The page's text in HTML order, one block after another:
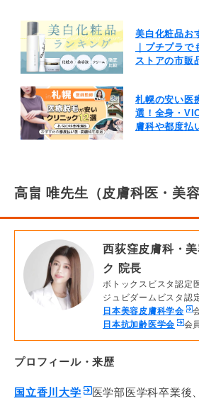
美白化粧品お
｜プチプラ
ストアの市販
札幌の安い医
選！全身・
膚科や都度払
高畠 唯先生（皮膚科医・美容
西荻窪皮膚科・
ク 院長
ボトックスビスタ認定
ジュビダームビスタ認
日本美容皮膚科学会
日本抗加齢医学会
会
プロフィール・来歴
国立香川大学 医学部医学科卒業後